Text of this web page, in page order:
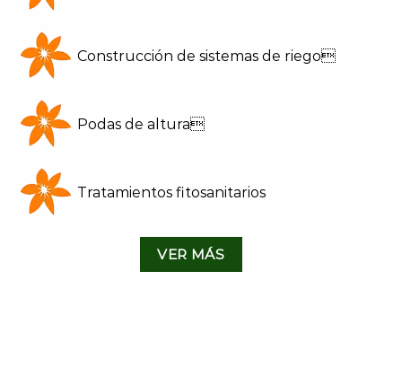
Construcción de sistemas de riego
Podas de altura
Tratamientos fitosanitarios
VER MÁS